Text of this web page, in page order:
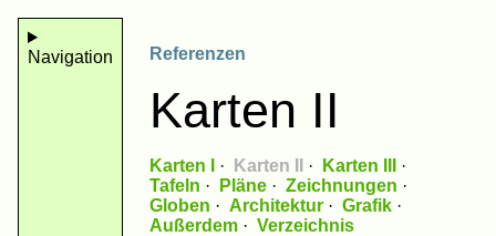
Navigation Referenzen
Karten II
Karten I · Karten II · Karten III
·
Tafeln · Pläne · Zeichnungen ·
Globen · Architektur · Grafik ·
Außerdem · Verzeichnis